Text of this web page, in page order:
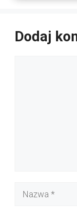
Dodaj
Nazwa